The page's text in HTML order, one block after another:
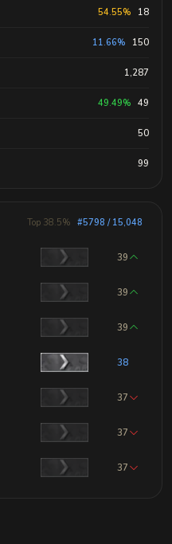
54.55% 18
11.66% 150
1,287
49.49% 49
50
99
Top 38.5% #5798 / 15,048
39
39
39
38
37
37
37